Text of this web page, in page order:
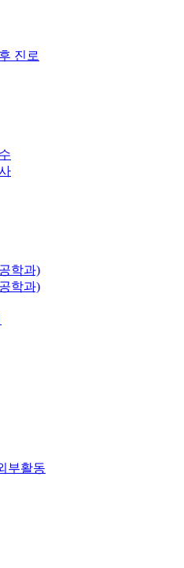
진로
학과)
학과)
부활동